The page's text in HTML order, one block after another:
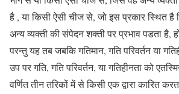
है , या किसी ऐसी चीज से, जो इस प्रकार स्थित
अन्य व्यक्ती की संपेदन शक्ती पर प्रभाव पडता है,
परन्तु यह तब जबकि गतिमान, गति परिवर्तन या
उप पर गति, गति परिवर्तन, या गतिहीनता को
वर्णित तीन तरिकों में से किसी एक द्वारा कारित